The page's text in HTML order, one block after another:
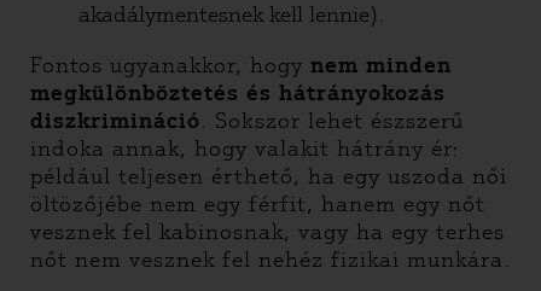
akadálymentesnek kell lennie).
Fontos ugyanakkor, hogy nem minden
megkülönböztetés és hátrányokozás
diszkrimináció. Sokszor lehet észszerű
indoka annak, hogy valakit hátrány ér:
például teljesen érthető, ha egy uszoda női
öltözőjébe nem egy férfit, hanem egy nőt
vesznek fel kabinosnak, vagy ha egy terhes
nőt nem vesznek fel nehéz fizikai munkára.